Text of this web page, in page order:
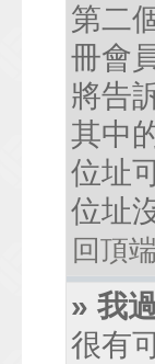
第二
冊會
將告
其中
位址
位址
回頂端
» 我
很有